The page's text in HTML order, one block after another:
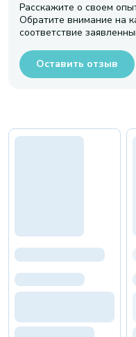
Расскажите о своем
Обратите внимание на
соответствие
Оставить отзыв